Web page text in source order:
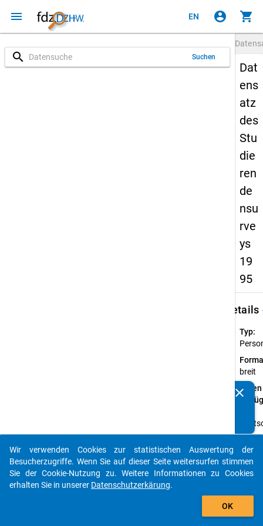
menu EN account_circle shopping_cart
search Suchen
Dat
ens
atz
des
Stu
die
ren
de
nsu
rve
ys
19
95
Details
Typ:
breit
Daten
Verfügbare
clear
auto_stories
add_shopping_cart
Wir verwenden Cookies zur statistischen Auswertung der
Besucherzugriffe. Wenn Sie auf dieser Seite weitersurfen stimmen
Sie der Cookie-Nutzung zu. Weitere Informationen zu Cookies
erhalten Sie in unserer Datenschutzerkärung.
OK